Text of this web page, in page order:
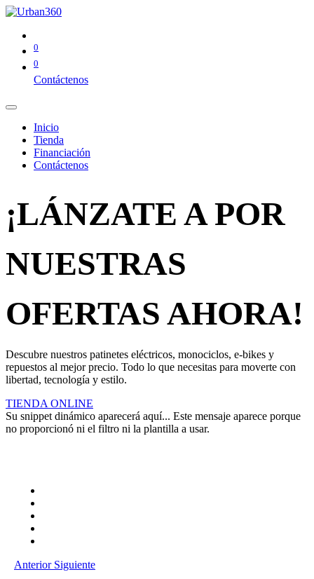
0
0
Contáctenos
Inicio
Tienda
Financiación
Contáctenos
¡LÁNZATE A POR
NUESTRAS
OFERTAS AHORA!
Descubre nuestros patinetes eléctricos, monociclos, e-bikes y
repuestos al mejor precio. Todo lo que necesitas para moverte con
libertad, tecnología y estilo.
TIENDA ONLINE
Su snippet dinámico aparecerá aquí... Este mensaje aparece porque
no proporcionó ni el filtro ni la plantilla a usar.
Anterior Siguiente